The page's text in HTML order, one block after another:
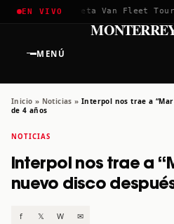
EN VIVO
2026✱Greta Van Fleet Tour✱
MENÚ
Inicio » Noticias » Interpol nos trae a
de 4 años
NOTICIAS
Interpol nos trae a
nuevo disco
f 𝕏 W ✉